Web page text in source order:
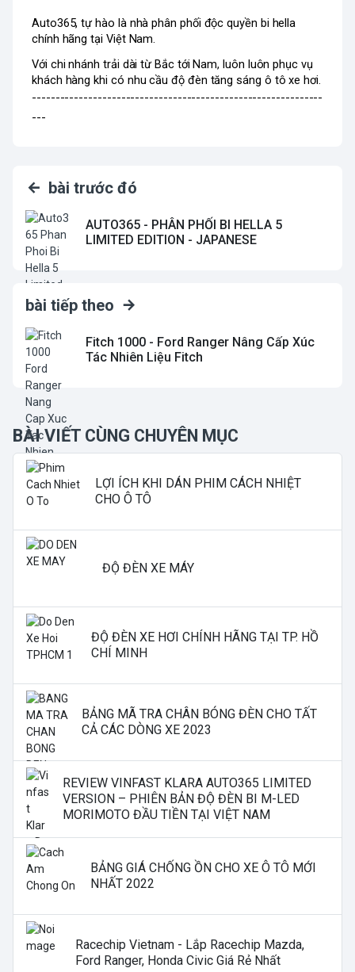
Auto365, tự hào là nhà phân phối độc quyền bi hella
chính hãng tại Việt Nam.
Với chi nhánh trải dài từ Bắc tới Nam, luôn luôn phục vụ
--------------------------------------------------------------
---
bài trước đó
AUTO365 - PHÂN PHỐI BI HELLA 5
LIMITED EDITION - JAPANESE
bài tiếp theo
Fitch 1000 - Ford Ranger Nâng Cấp Xúc
Tác Nhiên Liệu Fitch
BÀI VIẾT CÙNG CHUYÊN MỤC
LỢI ÍCH KHI DÁN PHIM CÁCH NHIỆT
CHO Ô TÔ
ĐỘ ĐÈN XE MÁY
ĐỘ ĐÈN XE HƠI CHÍNH HÃNG TẠI TP. HỒ
CHÍ MINH
BẢNG MÃ TRA CHÂN BÓNG ĐÈN CHO TẤT
CẢ CÁC DÒNG XE 2023
REVIEW VINFAST KLARA AUTO365 LIMITED
VERSION – PHIÊN BẢN ĐỘ ĐÈN BI M-LED
MORIMOTO ĐẦU TIỀN TẠI VIỆT NAM
BẢNG GIÁ CHỐNG ỒN CHO XE Ô TÔ MỚI
NHẤT 2022
Racechip Vietnam - Lắp Racechip Mazda,
Ford Ranger, Honda Civic Giá Rẻ Nhất